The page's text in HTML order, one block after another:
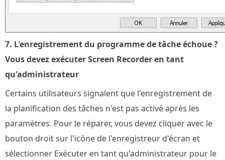
7. L'enregistrement du programme de tâche échoue ?
Vous devez exécuter Screen Recorder en tant
qu'administrateur
Certains utilisateurs signalent que l'enregistrement de
la planification des tâches n'est pas activé après les
paramètres. Pour le réparer, vous devez cliquer avec le
bouton droit sur l'icône de l'enregistreur d'écran et
sélectionner Exécuter en tant qu'administrateur pour le